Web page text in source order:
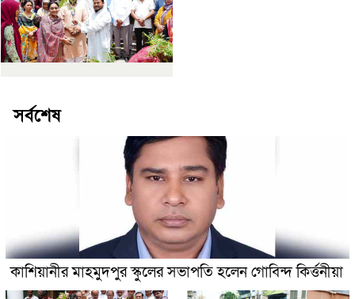
সর্বশেষ
কাশিয়ানীর মাহমুদপুর স্কুলের সভাপতি হলেন গোবিন্দ কির্ত্তনীয়া